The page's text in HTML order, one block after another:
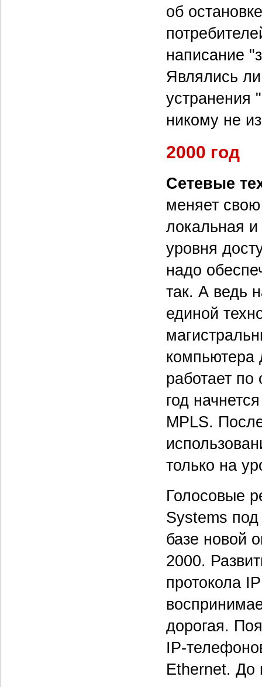
об
написание
Являлись
устранения
никому не
2000 год
Сетевые
меняет
локальная и
уровня
надо
так. А ведь
единой
компьютера
работает
год
MPLS.
только на
Голосовые
Systems
базе новой
2000.
протокола
дорогая.
IP-
Ethernet. До